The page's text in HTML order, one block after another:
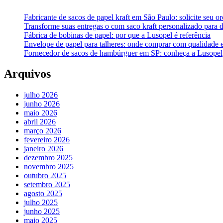
Fabricante de sacos de papel kraft em São Paulo: solicite seu
Transforme suas entregas o com saco kraft personalizado para
Fábrica de bobinas de papel: por que a Lusopel é referência
Envelope de papel para talheres: onde comprar com qualidade
Fornecedor de sacos de hambúrguer em SP: conheça a Lusopel
Arquivos
julho 2026
junho 2026
maio 2026
abril 2026
março 2026
fevereiro 2026
janeiro 2026
dezembro 2025
novembro 2025
outubro 2025
setembro 2025
agosto 2025
julho 2025
junho 2025
maio 2025